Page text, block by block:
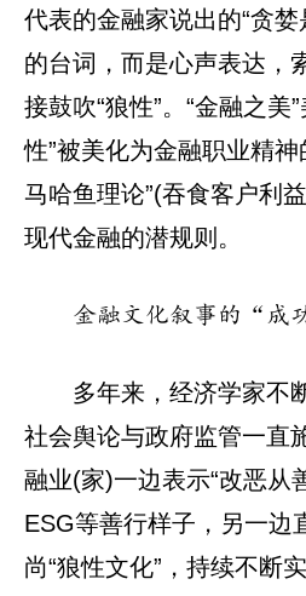
代表的金融家说出的“贪
的台词，而是心声表达，
接鼓吹“狼性”。“金融之美”
性”被美化为金融职业精
马哈鱼理论”(吞食客户利
现代金融的潜规则。
金融文化叙事的“成
多年来，经济学家不
社会舆论与政府监管一直
融业(家)一边表示“改恶从
ESG等善行样子，另一边
尚“狼性文化”，持续不断